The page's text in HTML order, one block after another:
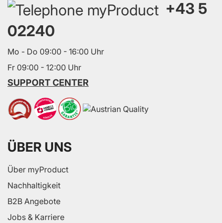
+43 5
02240
Mo - Do 09:00 - 16:00 Uhr
Fr 09:00 - 12:00 Uhr
SUPPORT CENTER
ÜBER UNS
Über myProduct
Nachhaltigkeit
B2B Angebote
Jobs & Karriere